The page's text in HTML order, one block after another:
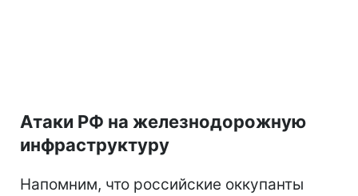
Атаки РФ на железнодорожную
инфраструктуру
Напомним, что российские оккупанты